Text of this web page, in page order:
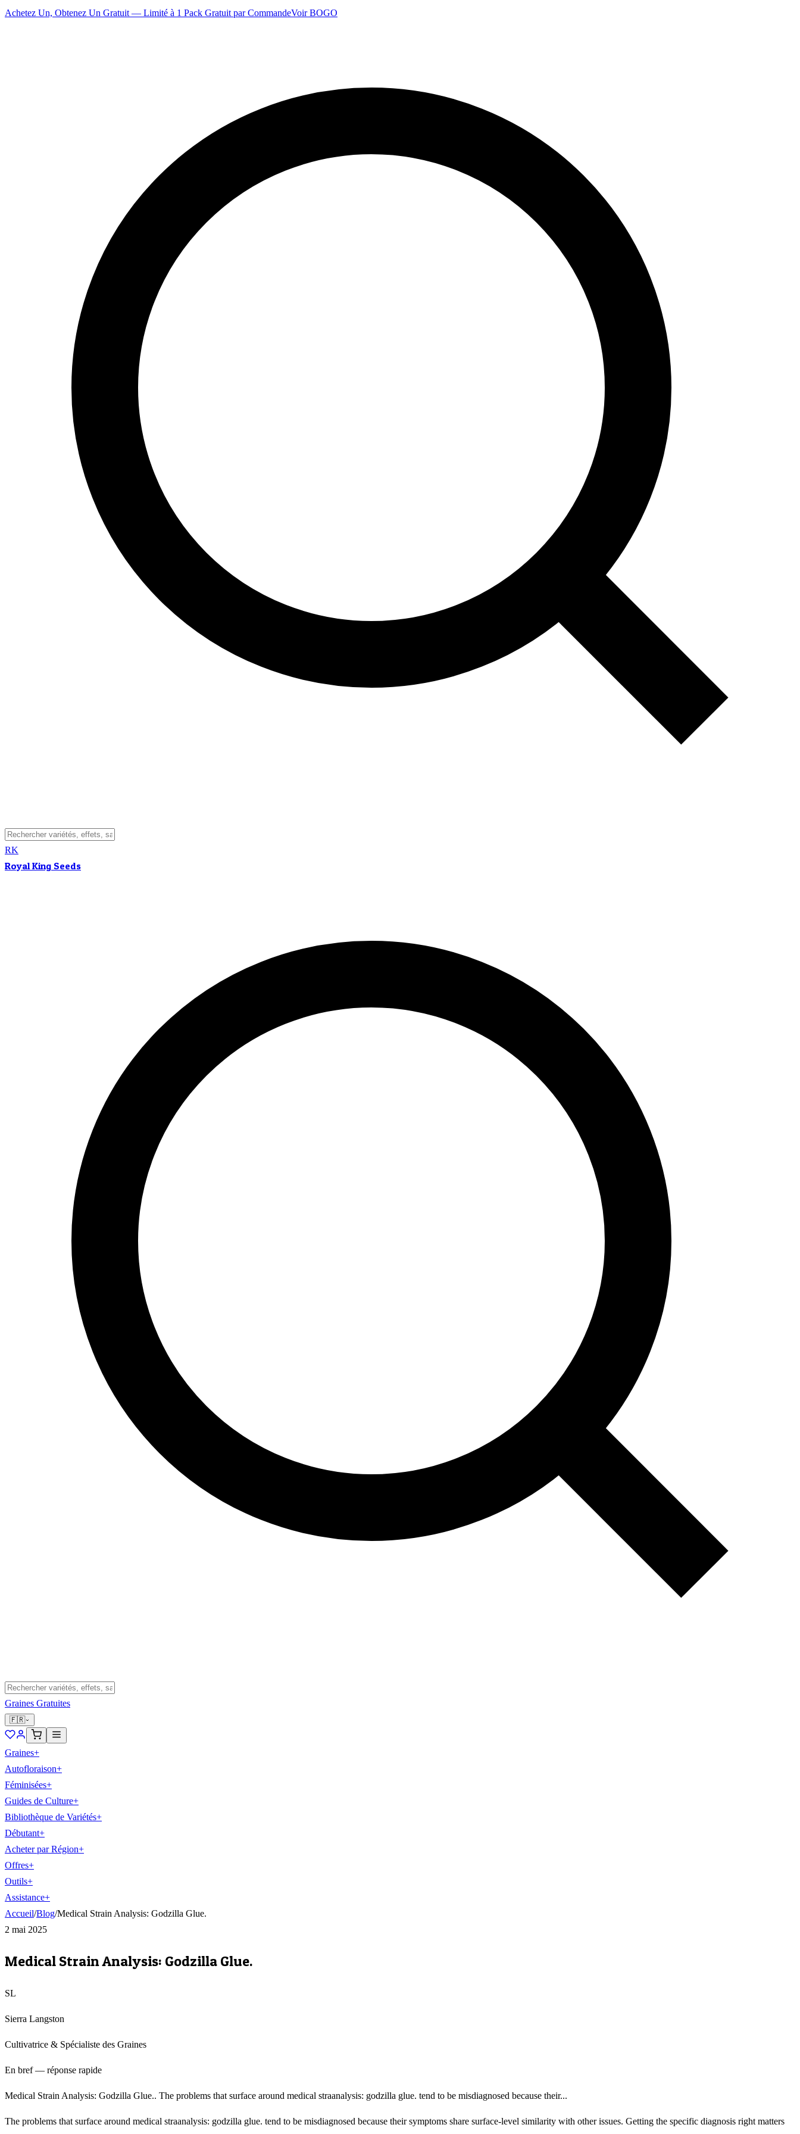
Achetez Un, Obtenez Un Gratuit — Limité à 1 Pack Gratuit par CommandeVoir BOGO
RK
Royal King Seeds
Graines Gratuites
🇫🇷
Graines+
Autofloraison+
Féminisées+
Guides de Culture+
Bibliothèque de Variétés+
Débutant+
Acheter par Région+
Offres+
Outils+
Assistance+
Accueil/Blog/Medical Strain Analysis: Godzilla Glue.
2 mai 2025
Medical Strain Analysis: Godzilla Glue.
SL
Sierra Langston
Cultivatrice & Spécialiste des Graines
En bref — réponse rapide
Medical Strain Analysis: Godzilla Glue.. The problems that surface around medical straanalysis: godzilla glue. tend to be misdiagnosed because their...
The problems that surface around medical straanalysis: godzilla glue. tend to be misdiagnosed because their symptoms share surface-level similarity with other issues. Getting the specific diagnosis right matters